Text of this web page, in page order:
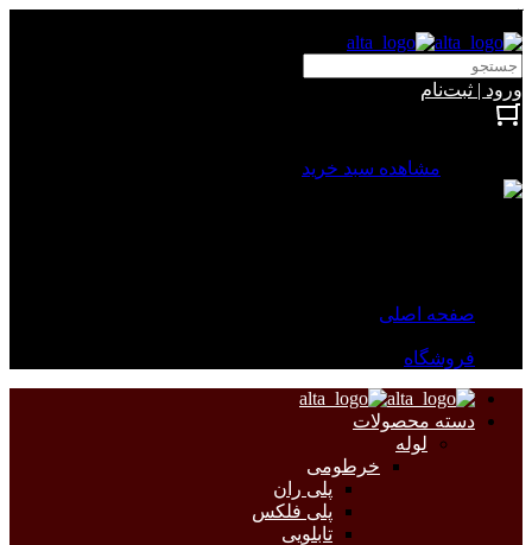
ورود | ثبت‌نام
مشاهده سبد خرید
صفحه اصلی
فروشگاه
دسته محصولات
لوله
خرطومی
پلی ران
پلی فلکس
تابلویی